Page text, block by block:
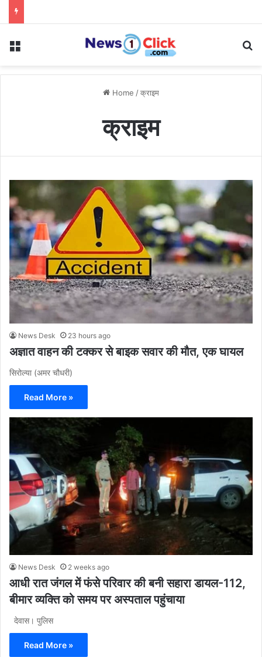
Menu
Home /क्राइम
क्राइम
News Desk 23 hours ago
अज्ञात वाहन की टक्कर से बाइक सवार की मौत, एक घायल
सिरोल्या (अमर चौधरी)
Read More »
News Desk 2 weeks ago
आधी रात जंगल में फंसे परिवार की बनी सहारा डायल-112,
बीमार व्यक्ति को समय पर अस्पताल पहुंचाया
देवास। पुलिस
Read More »